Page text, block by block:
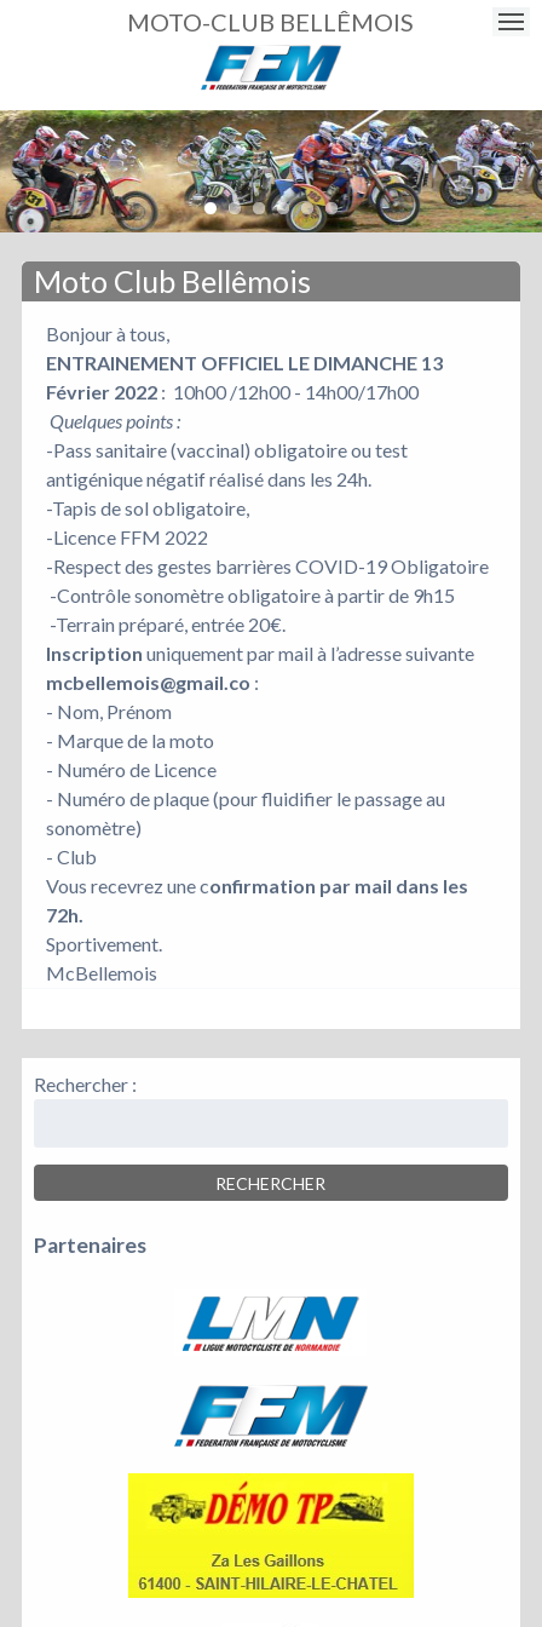
MOTO-CLUB BELLÊMOIS
Moto Club Bellêmois
Bonjour à tous,
ENTRAINEMENT OFFICIEL LE DIMANCHE 13
Février 2022 : 10h00 /12h00 - 14h00/17h00
Quelques points :
-Pass sanitaire (vaccinal) obligatoire ou test
antigénique négatif réalisé dans les 24h.
-Tapis de sol obligatoire,
-Licence FFM 2022
-Respect des gestes barrières COVID-19 Obligatoire
-Contrôle sonomètre obligatoire à partir de 9h15
-Terrain préparé, entrée 20€.
Inscription uniquement par mail à l’adresse suivante
mcbellemois@gmail.co :
- Nom, Prénom
- Marque de la moto
- Numéro de Licence
- Numéro de plaque (pour fluidifier le passage au
sonomètre)
- Club
Vous recevrez une confirmation par mail dans les
72h.
Sportivement.
McBellemois
Rechercher :
Partenaires